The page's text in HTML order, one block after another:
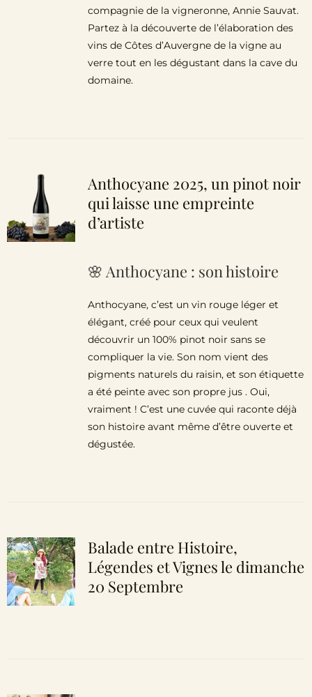
compagnie de la vigneronne, Annie Sauvat.
Partez à la découverte de l’élaboration des
vins de Côtes d’Auvergne de la vigne au
verre tout en les dégustant dans la cave du
domaine.
Anthocyane 2025, un pinot noir
qui laisse une empreinte
d’artiste
🌸 Anthocyane : son histoire
Anthocyane, c’est un vin rouge léger et
élégant, créé pour ceux qui veulent
découvrir un 100% pinot noir sans se
compliquer la vie. Son nom vient des
pigments naturels du raisin, et son étiquette
a été peinte avec son propre jus . Oui,
vraiment ! C’est une cuvée qui raconte déjà
son histoire avant même d’être ouverte et
dégustée.
Balade entre Histoire,
Légendes et Vignes le dimanche
20 Septembre